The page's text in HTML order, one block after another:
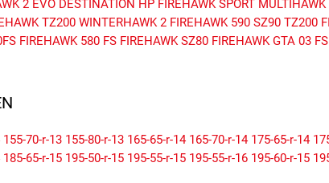
2 EVO DESTINATION HP FIREHAWK SPORT MULTIHAWK
TZ200 WINTERHAWK 2 FIREHAWK 590 SZ90 TZ200
FIREHAWK 580 FS FIREHAWK SZ80 FIREHAWK GTA 03
155-70-r-13 155-80-r-13 165-65-r-14 165-70-r-14 175-65-r-14
185-65-r-15 195-50-r-15 195-55-r-15 195-55-r-16 195-60-r-15